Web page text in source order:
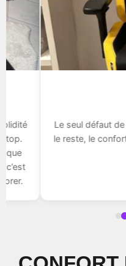
Le seul défaut de la
le reste, le confort, la
sont